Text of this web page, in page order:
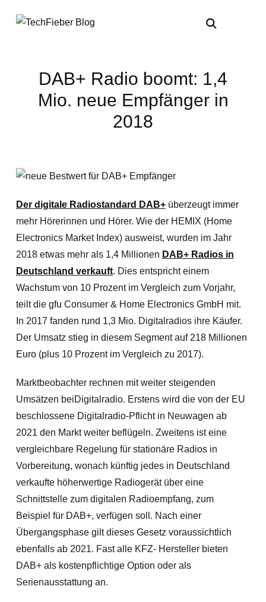
DAB+ Radio boomt: 1,4
Mio. neue Empfänger in
2018
Der digitale Radiostandard DAB+überzeugt immer
mehr Hörerinnen und Hörer. Wie der HEMIX (Home
Electronics Market Index) ausweist, wurden im Jahr
2018 etwas mehr als 1,4 Millionen DAB+ Radios in
Deutschland verkauft. Dies entspricht einem
Wachstum von 10 Prozent im Vergleich zum Vorjahr,
teilt die gfu Consumer & Home Electronics GmbH mit.
In 2017 fanden rund 1,3 Mio. Digitalradios ihre Käufer.
Der Umsatz stieg in diesem Segment auf 218 Millionen
Euro (plus 10 Prozent im Vergleich zu 2017).
Marktbeobachter rechnen mit weiter steigenden
Umsätzen beiDigitalradio. Erstens wird die von der EU
beschlossene Digitalradio-Pflicht in Neuwagen ab
2021 den Markt weiter beflügeln. Zweitens ist eine
vergleichbare Regelung für stationäre Radios in
Vorbereitung, wonach künftig jedes in Deutschland
verkaufte höherwertige Radiogerät über eine
Schnittstelle zum digitalen Radioempfang, zum
Beispiel für DAB+, verfügen soll. Nach einer
Übergangsphase gilt dieses Gesetz voraussichtlich
ebenfalls ab 2021. Fast alle KFZ- Hersteller bieten
DAB+ als kostenpflichtige Option oder als
Serienausstattung an.